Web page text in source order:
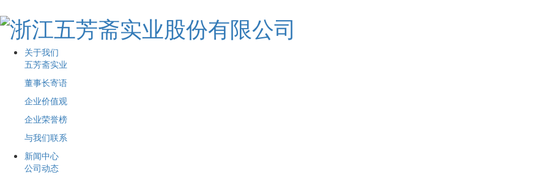
关于我们
五芳斋实业
董事长寄语
企业价值观
企业荣誉榜
与我们联系
新闻中心
公司动态